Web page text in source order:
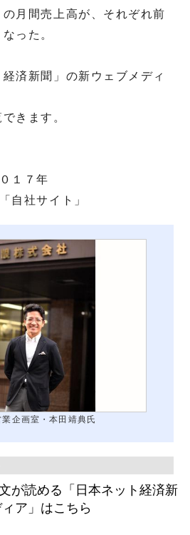
月間売上高が、それぞれ前
った。
済新聞」の新ウェブメディ
きます。
１７年
社サイト」
企画室・本田靖典氏
が読める「日本ネット経済新
ア」はこちら